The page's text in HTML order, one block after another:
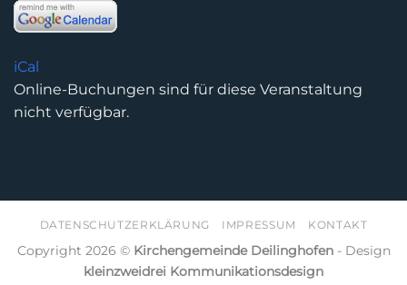
iCal
Online-Buchungen sind für diese Veranstaltung
nicht verfügbar.
DATENSCHUTZERKLÄRUNG IMPRESSUM KONTAKT
Copyright 2026 © Kirchengemeinde Deilinghofen- Design
kleinzweidrei Kommunikationsdesign